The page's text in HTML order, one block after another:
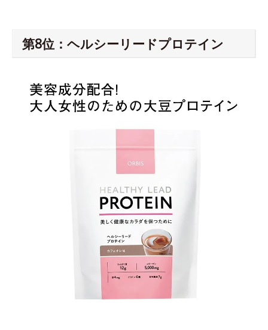
第8位：ヘルシーリードプロテイン